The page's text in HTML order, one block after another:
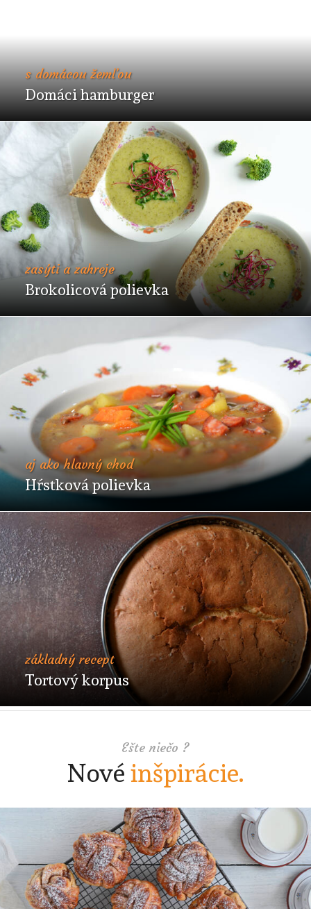
s domácou žemľou
Domáci hamburger
zasýti a zahreje
Brokolicová polievka
aj ako hlavný chod
Hŕstková polievka
základný recept
Tortový korpus
Ešte niečo ?
Nové inšpirácie.